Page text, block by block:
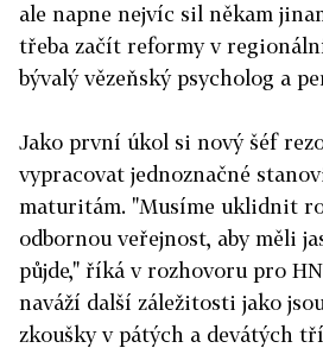
ale napne nejvíc sil někam
třeba začít reformy v
bývalý vězeňský psycholog a
Jako první úkol si nový šéf
vypracovat jednoznačné
maturitám. "Musíme uklidnit
odbornou veřejnost, aby měli
půjde," říká v rozhovoru pro
naváží další záležitosti jako
zkoušky v pátých a devátých